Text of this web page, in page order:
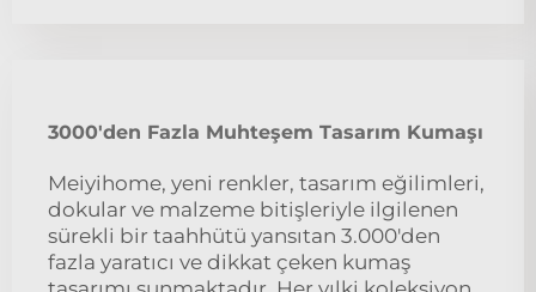
3000'den Fazla Muhteşem Tasarım Kumaşı
Meiyihome, yeni renkler, tasarım eğilimleri,
dokular ve malzeme bitişleriyle ilgilenen
sürekli bir taahhütü yansıtan 3.000'den
fazla yaratıcı ve dikkat çeken kumaş